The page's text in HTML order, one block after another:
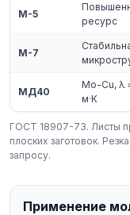
М-5
ресурс
М-7
МД40
Mo-Cu, λ
м·К
ГОСТ 18907-73. Листы
плоских заготовок.
запросу.
Применение